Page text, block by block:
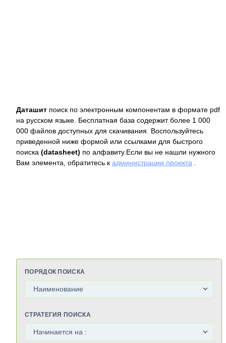
Даташит поиск по электронным компонентам в формате pdf
на русском языке. Бесплатная база содержит более 1 000
000 файлов доступных для скачивания. Воспользуйтесь
приведенной ниже формой или ссылками для быстрого
поиска (datasheet) по алфавиту.Если вы не нашли нужного
Вам элемента, обратитесь к администрации проекта
ПОРЯДОК ПОИСКА
СТРАТЕГИЯ ПОИСКА